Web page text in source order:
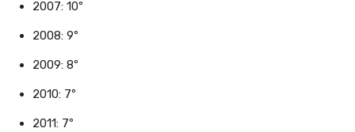
2007: 10º
2008: 9º
2009: 8º
2010: 7º
2011: 7º